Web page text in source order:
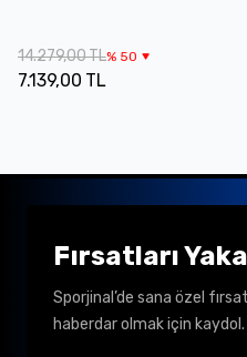
14.279,00 TL% 50
7.139,00 TL
Fırsatları
Sporjinal’de sana özel
haberdar olmak için kaydol.